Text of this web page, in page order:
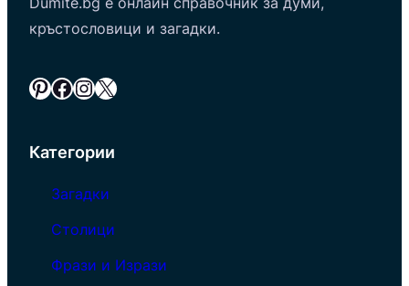
кръстословици и загадки.
Pinterest Facebook InstagramX
Категории
Загадки
Столици
Фрази и Изрази